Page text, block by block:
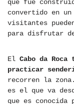
que fue
convertido en
visitantes
para disfrutar
El Cabo da
practicar
recorren la
es el que va
que es